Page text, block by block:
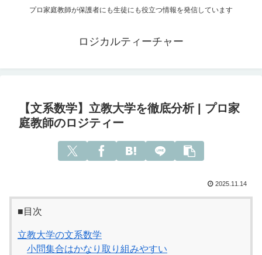
プロ家庭教師が保護者にも生徒にも役立つ情報を発信しています
ロジカルティーチャー
【文系数学】立教大学を徹底分析 | プロ家
庭教師のロジティー
2025.11.14
■目次
立教大学の文系数学
小問集合はかなり取り組みやすい